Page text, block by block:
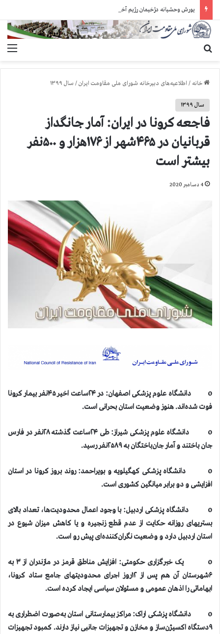
خانه / اطلاعیه‌های دبیرخانه شورای ملی مقاومت ایران/ سال ۱۳۹۹
سال ۱۳۹۹
فاجعه کرونا در ایران: آمار جانگداز
قربانیان در ۴۶۵شهر از ۱۷۶هزار و ۵۰۰نفر
بیشتر است
4 دسامبر 2020
o دانشگاه علوم پزشکی اصفهان: در ۲۴ساعت اخیر ۴۵نفر بیمار کرونا
فوت شده‌اند. هنوز وضعیت استان بحرانی است.
o دانشگاه علوم پزشکی شیراز: طی ۲۴ساعت گذشته ۲۸نفر در فارس
جان باختند و آمار جان‌باختگان به ۲۵۸۹نفر رسید.
o دانشگاه پزشکی کهگیلویه و بویراحمد: روند بروز کرونا در استان
افزایشی و دو برابر میانگین کشوری است.
o دانشگاه پزشکی اردبیل: با وجود اعمال محدودیت‌ها، تعداد بالای
بستریهای روزانه حکایت از عدم قطع زنجیره و یا کاهش میزان شیوع در
استان اردبیل دارد و وضعیت نگران‌کننده‌ای پیش رو است.
o یک خبرگزاری حکومتی: افزایش مناطق قرمز در مازندران از ۳ به
۶شهرستان آن هم پس از ۱۲روز اجرای محدودیتهای جامع ستاد کرونا،
ابهاماتی را اذهان عمومی و مسئولان سیاسی ایجاد کرده است.
o دانشگاه پزشکی اراک: مراکز بیمارستانی استان به‌صورت اضطراری به
۹دستگاه اکسیژن‌ساز و مخازن و تجهیزات جانبی ‌نیاز دارند. کمبود تجهیزات